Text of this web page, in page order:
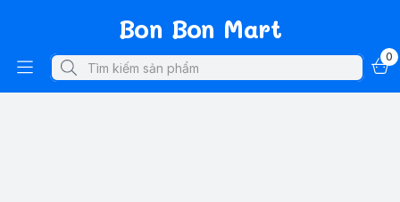
Bon Bon Mart
0